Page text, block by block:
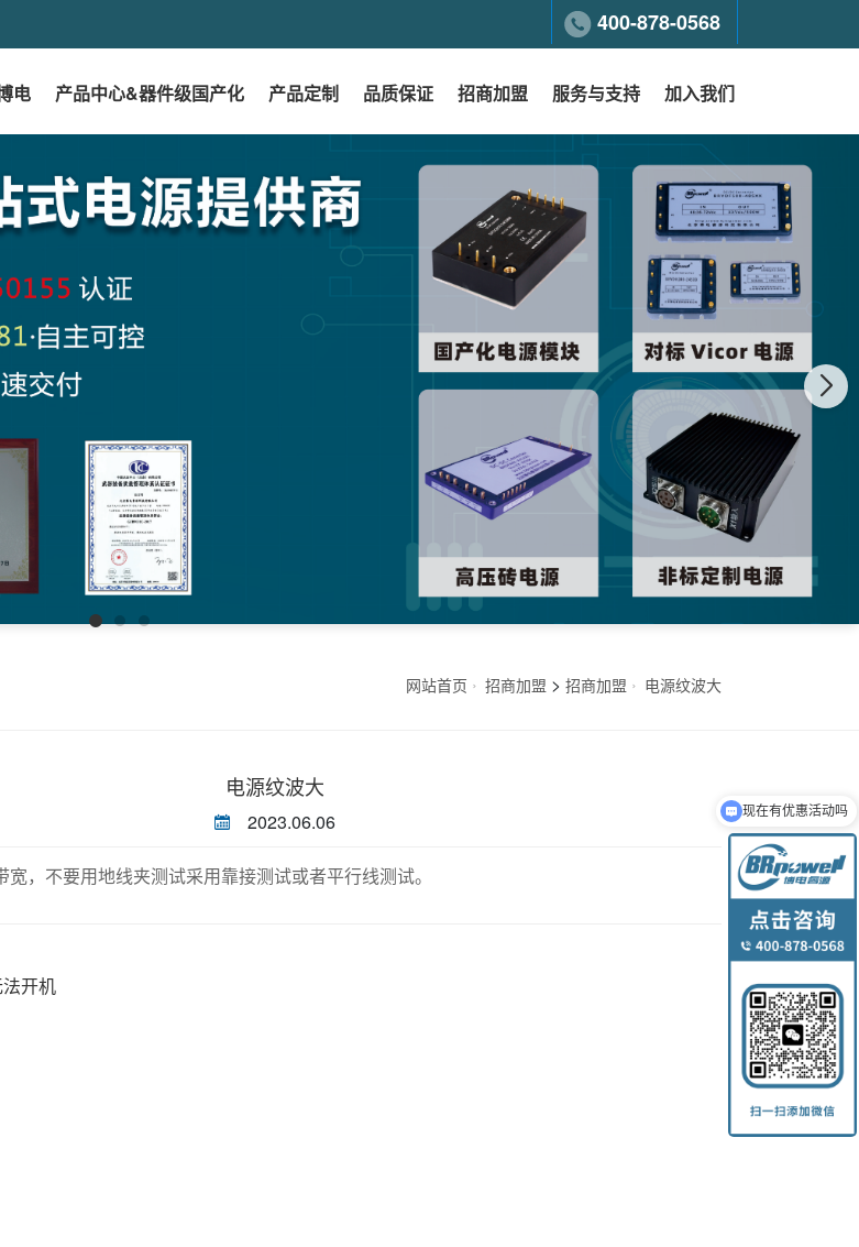
400-878-0568
电 产品中心&器件级国产化 产品定制 品质保证 招商加盟 服务与支持 加入我们
网站首页 招商加盟 > 招商加盟 电源纹波大
电源纹波大
2023.06.06
宽，不要用地线夹测试采用靠接测试或者平行线测试。
开机
现在有优惠活动吗